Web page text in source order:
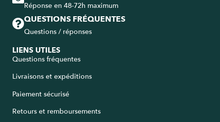
Réponse en 48-72h maximum
QUESTIONS FRÉQUENTES
Questions / réponses
LIENS UTILES
Questions fréquentes
Livraisons et expéditions
Paiement sécurisé
Retours et remboursements